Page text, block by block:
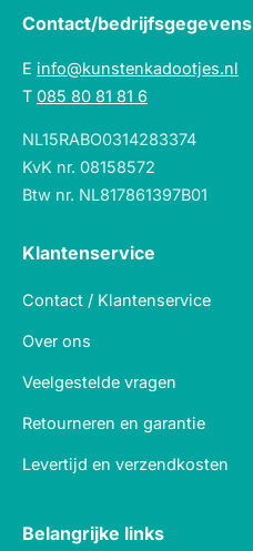
Contact/bedrijfsgegevens
E info@kunstenkadootjes.nl
T 085 80 81 81 6
NL15RABO0314283374
KvK nr. 08158572
Btw nr. NL817861397B01
Klantenservice
Contact / Klantenservice
Over ons
Veelgestelde vragen
Retourneren en garantie
Levertijd en verzendkosten
Belangrijke links